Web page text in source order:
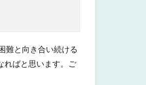
難と向き合い続ける
ればと思います。ご